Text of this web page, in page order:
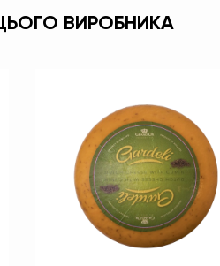
ВИРОБНИКА